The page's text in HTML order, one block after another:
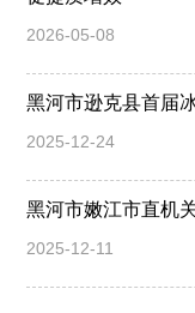
2026-05-08
黑河市逊克县首届
2025-12-24
黑河市嫩江市直机
2025-12-11